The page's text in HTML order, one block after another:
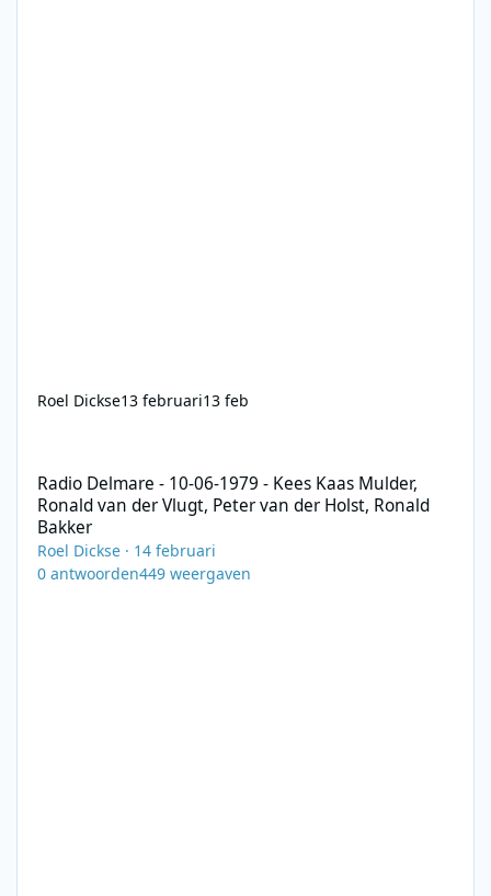
Roel Dickse13 februari13 feb
Radio Delmare - 10-06-1979 - Kees Kaas Mulder,
Ronald van der Vlugt, Peter van der Holst, Ronald
Bakker
Roel Dickse · 14 februari
0 antwoorden449 weergaven